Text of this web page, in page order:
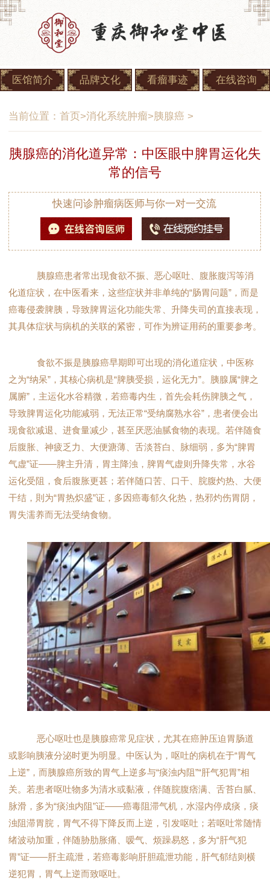
医馆简介 品牌文化 看瘤事迹 在线咨询
当前位置： 首页>消化系统肿瘤>胰腺癌 >
胰腺癌的消化道异常：中医眼中脾胃运化失
常的信号
快速问诊肿瘤病医师与你一对一交流
胰腺癌患者常出现食欲不振、恶心呕吐、腹胀腹泻等消
化道症状，在中医看来，这些症状并非单纯的“肠胃问题”，而是
癌毒侵袭脾胰，导致脾胃运化功能失常、升降失司的直接表现，
其具体症状与病机的关联的紧密，可作为辨证用药的重要参考。
食欲不振是胰腺癌早期即可出现的消化道症状，中医称
之为“纳呆”，其核心病机是“脾胰受损，运化无力”。胰腺属“脾之
属腑”，主运化水谷精微，若癌毒内生，首先会耗伤脾胰之气，
导致脾胃运化功能减弱，无法正常“受纳腐熟水谷”，患者便会出
现食欲减退、进食量减少，甚至厌恶油腻食物的表现。若伴随食
后腹胀、神疲乏力、大便溏薄、舌淡苔白、脉细弱，多为“脾胃
气虚”证——脾主升清，胃主降浊，脾胃气虚则升降失常，水谷
运化受阻，食后腹胀更甚；若伴随口苦、口干、脘腹灼热、大便
干结，則为“胃热炽盛”证，多因癌毒郁久化热，热邪灼伤胃阴，
胃失濡养而无法受纳食物。
恶心呕吐也是胰腺癌常见症状，尤其在癌肿压迫胃肠道
或影响胰液分泌时更为明显。中医认为，呕吐的病机在于“胃气
上逆”，而胰腺癌所致的胃气上逆多与“痰浊内阻”“肝气犯胃”相
关。若患者呕吐物多为清水或黏液，伴随脘腹痞满、舌苔白腻、
脉滑，多为“痰浊内阻”证——癌毒阻滞气机，水湿内停成痰，痰
浊阻滞胃脘，胃气不得下降反而上逆，引发呕吐；若呕吐常随情
绪波动加重，伴随胁肋胀痛、嗳气、烦躁易怒，多为“肝气犯
胃”证——肝主疏泄，若癌毒影响肝胆疏泄功能，肝气郁结则横
逆犯胃，胃气上逆而致呕吐。